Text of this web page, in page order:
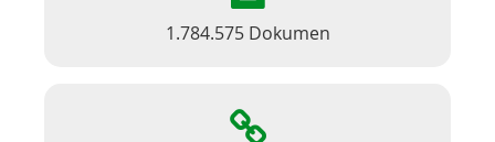
1.784.575 Dokumen